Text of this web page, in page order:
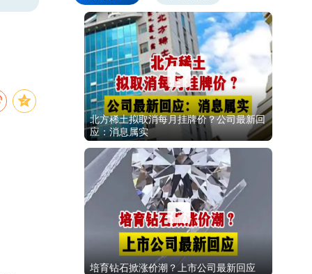
北方稀土拟取消每月挂牌价？公司最新回
应：消息属实
培育钻石掀涨价潮？上市公司最新回应